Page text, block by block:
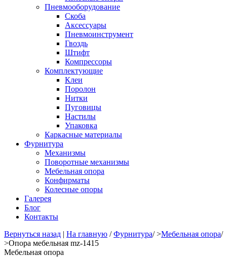
Пневмооборудование
Скоба
Аксессуары
Пневмоинструмент
Гвоздь
Штифт
Компрессоры
Комплектующие
Клеи
Поролон
Нитки
Пуговицы
Настилы
Упаковка
Каркасные материалы
Фурнитура
Механизмы
Поворотные механизмы
Мебельная опора
Конфирматы
Колесные опоры
Галерея
Блог
Контакты
Вернуться назад | На главную / Фурнитура/>Мебельная опора/
>Опора мебельная mz-1415
Мебельная опора